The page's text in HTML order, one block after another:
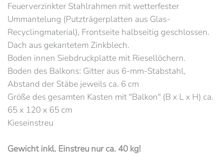
Feuerverzinkter Stahlrahmen mit wetterfester
Ummantelung (Putzträgerplatten aus Glas-
Recyclingmaterial), Frontseite halbseitig geschlossen.
Dach aus gekantetem Zinkblech.
Boden innen Siebdruckplatte mit Riesellöchern.
Boden des Balkons: Gitter aus 6-mm-Stabstahl,
Abstand der Stäbe jeweils ca. 6 cm
Größe des gesamten Kasten mit "Balkon" (B x L x H) ca.
65 x 120 x 65 cm
Kieseinstreu
Gewicht inkl. Einstreu nur ca. 40 kg!